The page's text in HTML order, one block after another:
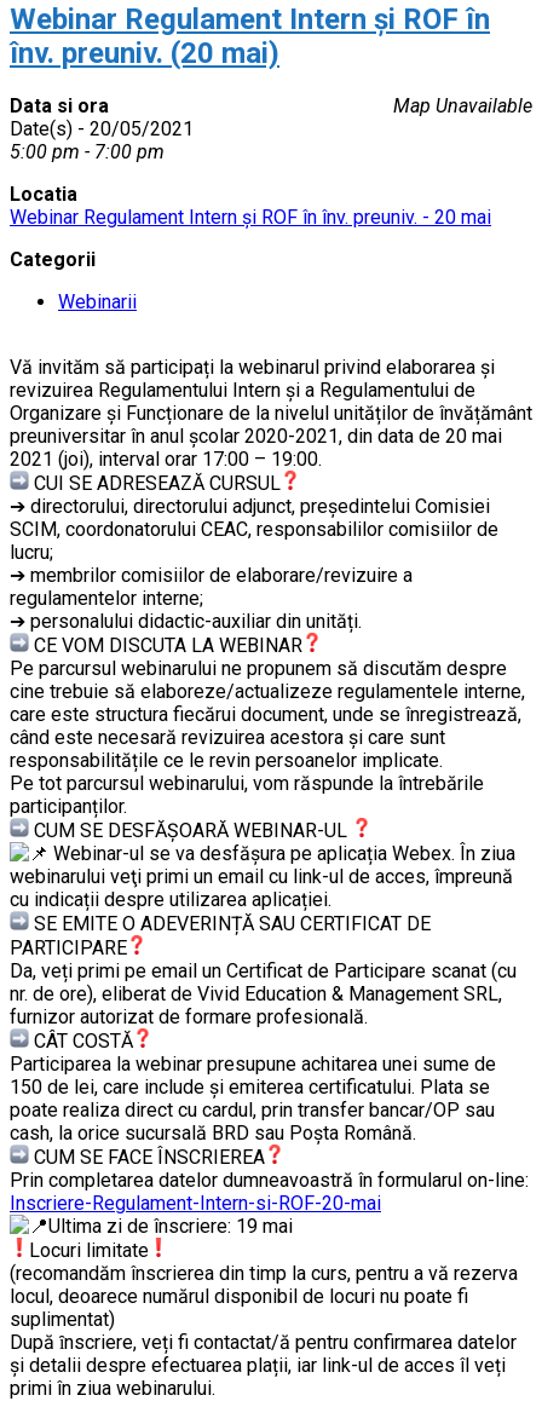
Webinar Regulament Intern și ROF în
înv. preuniv. (20 mai)
Map Unavailable
Data si ora
Date(s) - 20/05/2021
5:00 pm - 7:00 pm
Locatia
Webinar Regulament Intern și ROF în înv. preuniv. - 20 mai
Categorii
Webinarii
Vă invităm să participați la webinarul privind elaborarea și
revizuirea Regulamentului Intern și a Regulamentului de
Organizare și Funcționare de la nivelul unităților de învățământ
preuniversitar în anul şcolar 2020-2021, din data de 20 mai
2021 (joi), interval orar 17:00 – 19:00.
CUI SE ADRESEAZĂ CURSUL
➔ directorului, directorului adjunct, președintelui Comisiei
SCIM, coordonatorului CEAC, responsabililor comisiilor de
lucru;
➔ membrilor comisiilor de elaborare/revizuire a
regulamentelor interne;
➔ personalului didactic-auxiliar din unități.
CE VOM DISCUTA LA WEBINAR
Pe parcursul webinarului ne propunem să discutăm despre
cine trebuie să elaboreze/actualizeze regulamentele interne,
care este structura fiecărui document, unde se înregistrează,
când este necesară revizuirea acestora și care sunt
responsabilitățile ce le revin persoanelor implicate.
Pe tot parcursul webinarului, vom răspunde la întrebările
participanților.
CUM SE DESFĂȘOARĂ WEBINAR-UL
Webinar-ul se va desfășura pe aplicația Webex. În ziua
webinarului veţi primi un email cu link-ul de acces, împreună
cu indicații despre utilizarea aplicației.
SE EMITE O ADEVERINȚĂ SAU CERTIFICAT DE
PARTICIPARE
Da, veți primi pe email un Certificat de Participare scanat (cu
nr. de ore), eliberat de Vivid Education & Management SRL,
furnizor autorizat de formare profesională.
CÂT COSTĂ
Participarea la webinar presupune achitarea unei sume de
150 de lei, care include şi emiterea certificatului. Plata se
poate realiza direct cu cardul, prin transfer bancar/OP sau
cash, la orice sucursală BRD sau Poșta Română.
CUM SE FACE ÎNSCRIEREA
Prin completarea datelor dumneavoastră în formularul on-line:
Inscriere-Regulament-Intern-si-ROF-20-mai
Ultima zi de înscriere: 19 mai
Locuri limitate
(recomandăm înscrierea din timp la curs, pentru a vă rezerva
locul, deoarece numărul disponibil de locuri nu poate fi
suplimentat)
După ȋnscriere, veți fi contactat/ă pentru confirmarea datelor
şi detalii despre efectuarea plații, iar link-ul de acces îl veți
primi în ziua webinarului.